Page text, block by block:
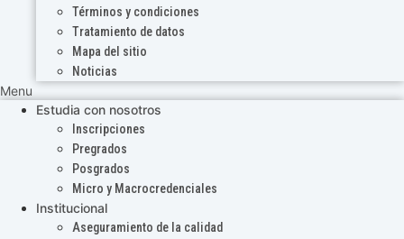
Términos y condiciones
Tratamiento de datos
Mapa del sitio
Noticias
Menu
Estudia con nosotros
Inscripciones
Pregrados
Posgrados
Micro y Macrocredenciales
Institucional
Aseguramiento de la calidad